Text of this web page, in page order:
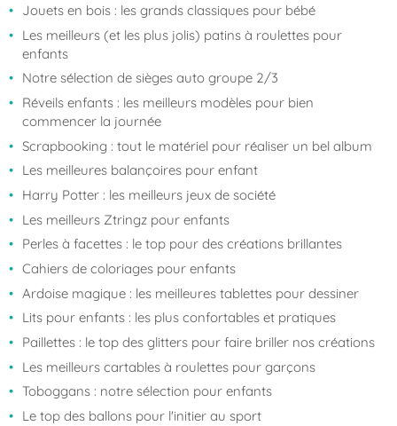
Jouets en bois : les grands classiques pour bébé
Les meilleurs (et les plus jolis) patins à roulettes pour
enfants
Notre sélection de sièges auto groupe 2/3
Réveils enfants : les meilleurs modèles pour bien
commencer la journée
Scrapbooking : tout le matériel pour réaliser un bel album
Les meilleures balançoires pour enfant
Harry Potter : les meilleurs jeux de société
Les meilleurs Ztringz pour enfants
Perles à facettes : le top pour des créations brillantes
Cahiers de coloriages pour enfants
Ardoise magique : les meilleures tablettes pour dessiner
Lits pour enfants : les plus confortables et pratiques
Paillettes : le top des glitters pour faire briller nos créations
Les meilleurs cartables à roulettes pour garçons
Toboggans : notre sélection pour enfants
Le top des ballons pour l'initier au sport